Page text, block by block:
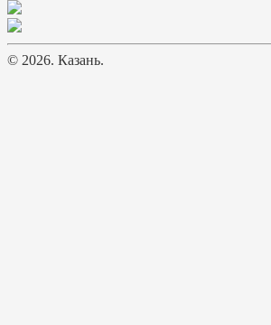
© 2026. Казань.